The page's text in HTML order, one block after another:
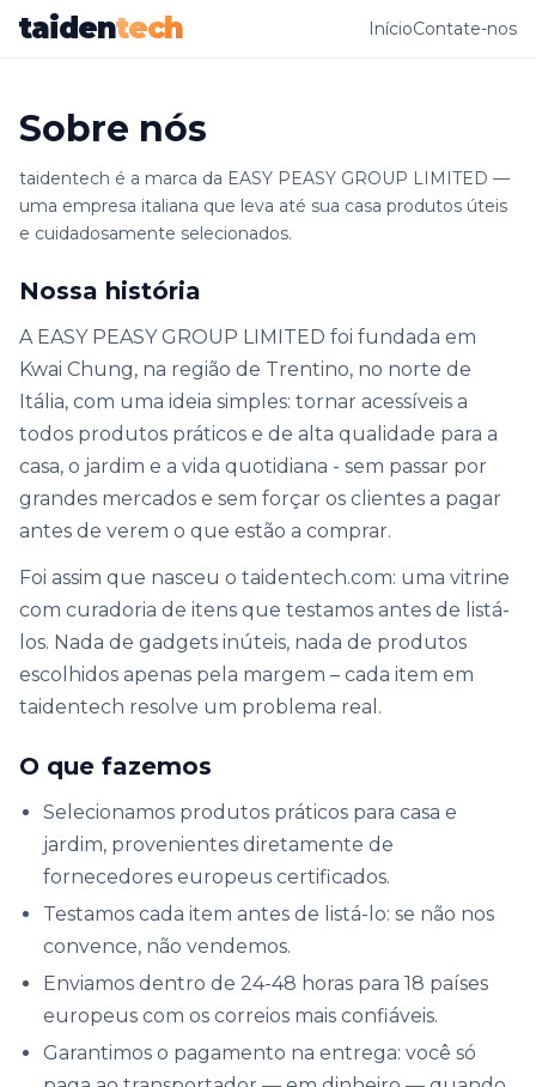
taidentech InícioContate-nos
Sobre nós
taidentech é a marca da EASY PEASY GROUP LIMITED —
uma empresa italiana que leva até sua casa produtos úteis
e cuidadosamente selecionados.
Nossa história
A EASY PEASY GROUP LIMITED foi fundada em
Kwai Chung, na região de Trentino, no norte de
Itália, com uma ideia simples: tornar acessíveis a
todos produtos práticos e de alta qualidade para a
casa, o jardim e a vida quotidiana - sem passar por
grandes mercados e sem forçar os clientes a pagar
antes de verem o que estão a comprar.
Foi assim que nasceu o taidentech.com: uma vitrine
com curadoria de itens que testamos antes de listá-
los. Nada de gadgets inúteis, nada de produtos
escolhidos apenas pela margem – cada item em
taidentech resolve um problema real.
O que fazemos
Selecionamos produtos práticos para casa e
jardim, provenientes diretamente de
fornecedores europeus certificados.
Testamos cada item antes de listá-lo: se não nos
convence, não vendemos.
Enviamos dentro de 24-48 horas para 18 países
europeus com os correios mais confiáveis.
Garantimos o pagamento na entrega: você só